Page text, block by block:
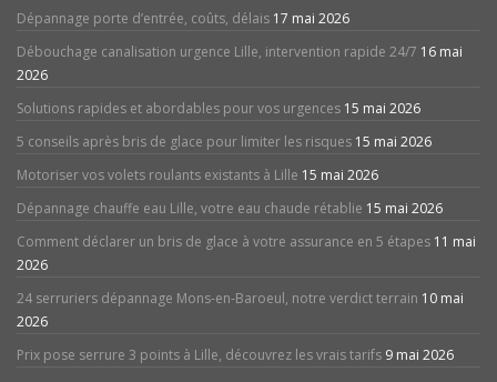
Dépannage porte d’entrée, coûts, délais 17 mai 2026
Débouchage canalisation urgence Lille, intervention rapide 24/7 16 mai
2026
Solutions rapides et abordables pour vos urgences 15 mai 2026
5 conseils après bris de glace pour limiter les risques 15 mai 2026
Motoriser vos volets roulants existants à Lille 15 mai 2026
Dépannage chauffe eau Lille, votre eau chaude rétablie 15 mai 2026
Comment déclarer un bris de glace à votre assurance en 5 étapes 11 mai
2026
24 serruriers dépannage Mons-en-Baroeul, notre verdict terrain 10 mai
2026
Prix pose serrure 3 points à Lille, découvrez les vrais tarifs 9 mai 2026